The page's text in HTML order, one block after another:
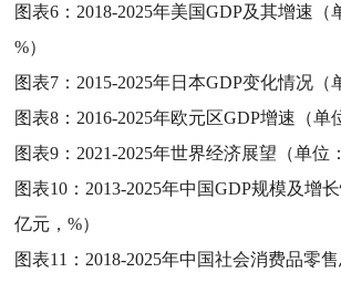
图表6： 2018-2025年美国GDP及其增速（
%）
图表7： 2015-2025年日本GDP变化情况（
图表8： 2016-2025年欧元区GDP增速（单
图表9： 2021-2025年世界经济展望（单位
图表10： 2013-2025年中国GDP规模及增
亿元，%）
图表11： 2018-2025年中国社会消费品零